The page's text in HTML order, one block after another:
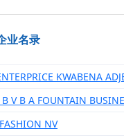
业名录
KWABENA
B V B A FOUNTAIN
NV